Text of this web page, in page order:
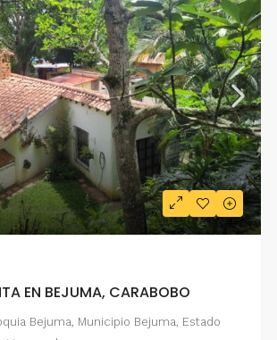
EN BEJUMA, CARABOBO
Bejuma, Municipio Bejuma, Estado